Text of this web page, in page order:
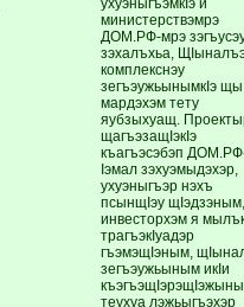
министерствэмрэ
ДОМ.РФ-мрэ
зэхалъхьа,
комплекснэу
зегъэужьынымкIэ
мардэхэм тету
яубзыхуащ.
щагъэзащIэкIэ
къагъэсэбэп
Iэмал зэхуэмыдэхэр,
ухуэныгъэр нэхъ
псынщIэу
инвесторхэм я
трагъэкIуадэр
гъэмэщIэным,
зегъэужьыным икIи
теухуа лэжьыгъэхэр